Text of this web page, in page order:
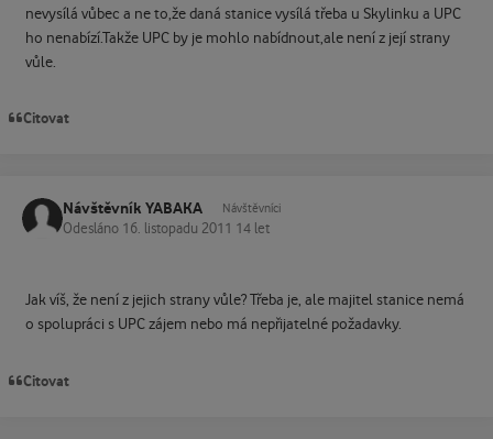
nevysílá vůbec a ne to,že daná stanice vysílá třeba u Skylinku a UPC
ho nenabízí.Takže UPC by je mohlo nabídnout,ale není z její strany
vůle.
Citovat
Návštěvník YABAKA Návštěvníci
Odesláno 16. listopadu 2011 14 let
Jak víš, že není z jejich strany vůle? Třeba je, ale majitel stanice nemá
o spolupráci s UPC zájem nebo má nepřijatelné požadavky.
Citovat